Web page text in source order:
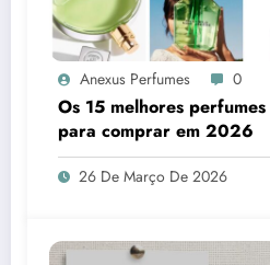
Anexus Perfumes 0
Os 15 melhores
para comprar em 2026
26 De Março De 2026